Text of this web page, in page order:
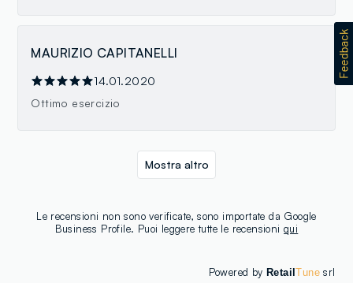
MAURIZIO CAPITANELLI
14.01.2020
Ottimo esercizio
Le recensioni non sono verificate, sono importate da Google
Business Profile. Puoi leggere tutte le recensioniqui
Mostra altro
Powered by RetailTunesrl